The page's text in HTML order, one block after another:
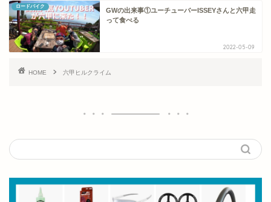
ロードバイク
GWの出来事①ユーチューバーISSEYさんと六甲走
って食べる
2022-05-09
HOME 六甲ヒルクライム